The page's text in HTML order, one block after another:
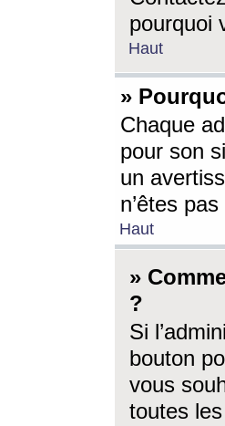
pourquoi
Haut
»
Chaque
pour son
un
n’êtes
Haut
»
?
Si
bouton
vous
toutes